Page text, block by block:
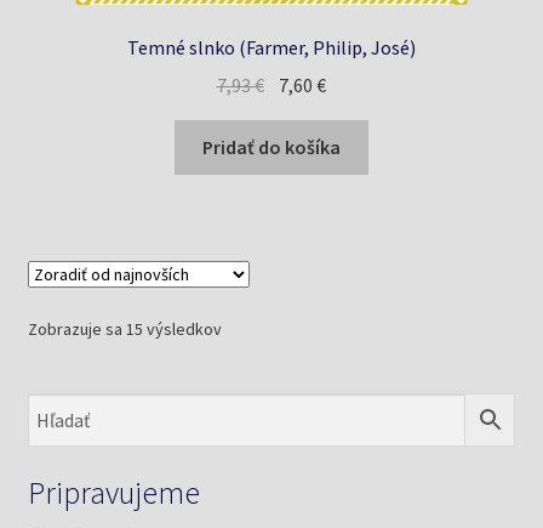
Temné slnko (Farmer, Philip, José)
7,93€ Pôvodná
bola:
7,93 €.
7,60€Aktuálna
je:
7,60 €.
Pridať do košíka
Zobrazuje sa 15 výsledkovZoradené
Pripravujeme